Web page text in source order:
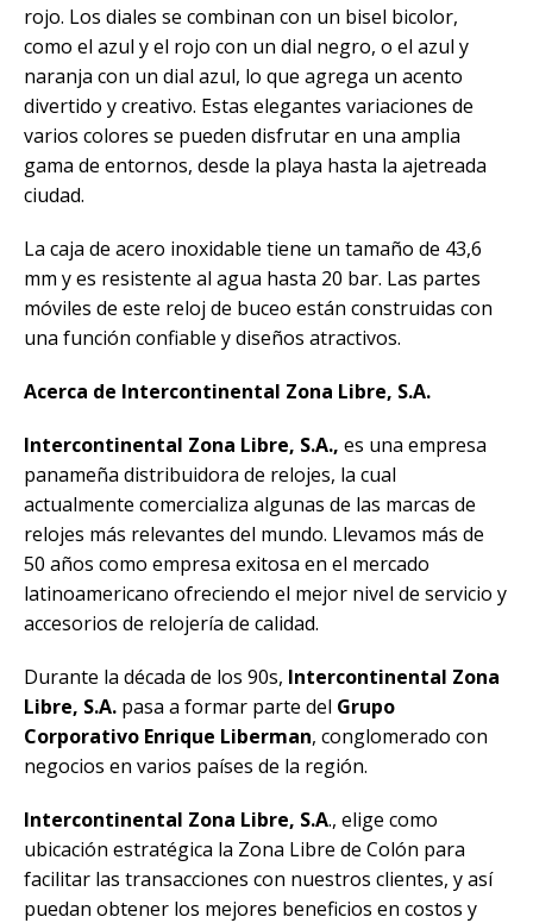
rojo. Los diales se combinan con un bisel bicolor,
como el azul y el rojo con un dial negro, o el azul y
naranja con un dial azul, lo que agrega un acento
divertido y creativo. Estas elegantes variaciones de
varios colores se pueden disfrutar en una amplia
gama de entornos, desde la playa hasta la ajetreada
ciudad.
La caja de acero inoxidable tiene un tamaño de 43,6
mm y es resistente al agua hasta 20 bar. Las partes
móviles de este reloj de buceo están construidas con
una función confiable y diseños atractivos.
Acerca de Intercontinental Zona Libre, S.A.
Intercontinental Zona Libre, S.A., es una empresa
panameña distribuidora de relojes, la cual
actualmente comercializa algunas de las marcas de
relojes más relevantes del mundo. Llevamos más de
50 años como empresa exitosa en el mercado
latinoamericano ofreciendo el mejor nivel de servicio y
accesorios de relojería de calidad.
Durante la década de los 90s, Intercontinental Zona
Libre, S.A. pasa a formar parte del Grupo
Corporativo Enrique Liberman, conglomerado con
negocios en varios países de la región.
Intercontinental Zona Libre, S.A., elige como
ubicación estratégica la Zona Libre de Colón para
facilitar las transacciones con nuestros clientes, y así
puedan obtener los mejores beneficios en costos y